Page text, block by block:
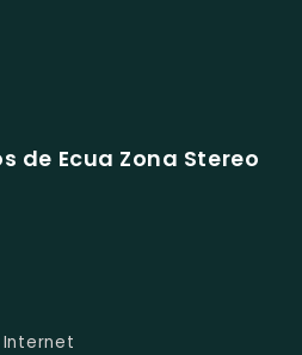
de Ecua Zona Stereo
Internet